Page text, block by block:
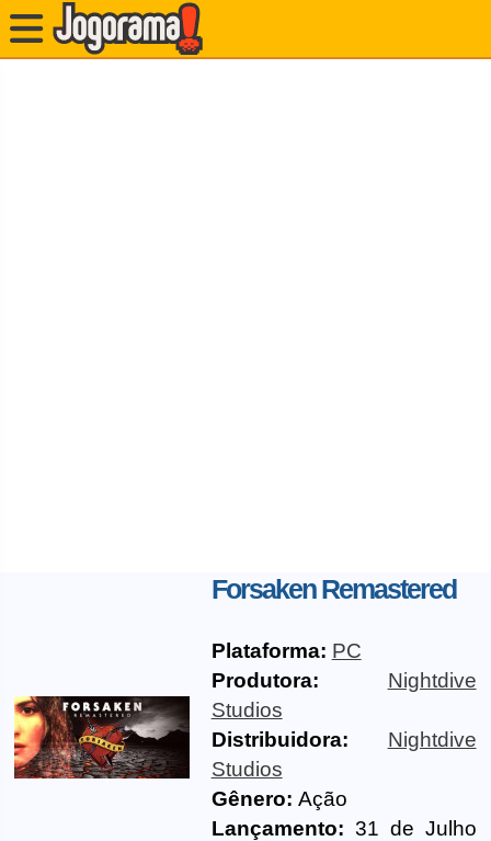
Forsaken Remastered
Plataforma: PC
Produtora:
Nightdive
Studios
Distribuidora:
Nightdive
Studios
Gênero: Ação
Lançamento: 31 de Julho